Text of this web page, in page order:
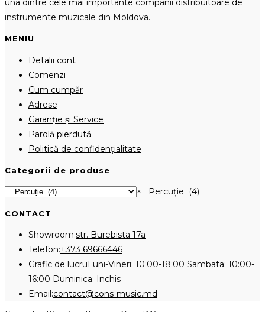
una dintre cele mai importante companii distribuitoare de
instrumente muzicale din Moldova.
MENIU
Detalii cont
Comenzi
Cum cumpăr
Adrese
Garanție și Service
Parolă pierdută
Politică de confidențialitate
Categorii de produse
× Percuție (4)
CONTACT
Showroom:str. Burebista 17a
Telefon:+373 69666446Opens
in
application
Grafic de lucruLuni-Vineri: 10:00-18:00 Sambata: 10:00-
16:00 Duminica: Inchis
Email:contact@cons-music.md